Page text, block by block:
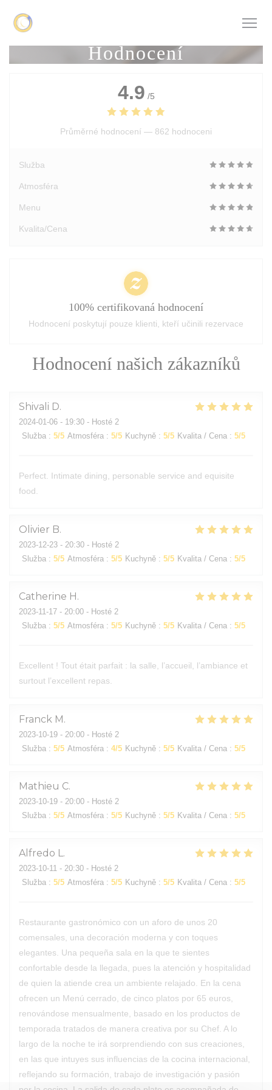
Hodnocení
Hodnocení našich zákazníků
Shivali D
2024-01-06 - 19:30 - Hosté 2
Služba : 5/5 Atmosféra : 5/5 Kuchyně : 5/5 Kvalita / Cena : 5/5
Perfect. Intimate dining, personable service and equisite
food.
Olivier B
2023-12-23 - 20:30 - Hosté 2
Služba : 5/5 Atmosféra : 5/5 Kuchyně : 5/5 Kvalita / Cena : 5/5
Catherine H
2023-11-17 - 20:00 - Hosté 2
Služba : 5/5 Atmosféra : 5/5 Kuchyně : 5/5 Kvalita / Cena : 5/5
Excellent ! Tout était parfait : la salle, l’accueil, l’ambiance et
surtout l’excellent repas.
Franck M
2023-10-19 - 20:00 - Hosté 2
Služba : 5/5 Atmosféra : 4/5 Kuchyně : 5/5 Kvalita / Cena : 5/5
Mathieu C
2023-10-19 - 20:00 - Hosté 2
Služba : 5/5 Atmosféra : 5/5 Kuchyně : 5/5 Kvalita / Cena : 5/5
Alfredo L
2023-10-11 - 20:30 - Hosté 2
Služba : 5/5 Atmosféra : 5/5 Kuchyně : 5/5 Kvalita / Cena : 5/5
Restaurante gastronómico con un aforo de unos 20
comensales, una decoración moderna y con toques
elegantes. Una pequeña sala en la que te sientes
confortable desde la llegada, pues la atención y hospitalidad
de quien la atiende crea un ambiente relajado. En la cena
ofrecen un Menú cerrado, de cinco platos por 65 euros,
renovándose mensualmente, basado en los productos de
temporada tratados de manera creativa por su Chef. A lo
largo de la noche te irá sorprendiendo con sus creaciones,
en las que intuyes sus influencias de la cocina internacional,
reflejando su formación, trabajo de investigación y pasión
4.9 /5
Průměrné hodnocení — 862 hodnoceni
Služba
Atmosféra
Menu
Kvalita/Cena
100% certifikovaná hodnocení
Hodnocení poskytují pouze klienti, kteří učinili rezervace